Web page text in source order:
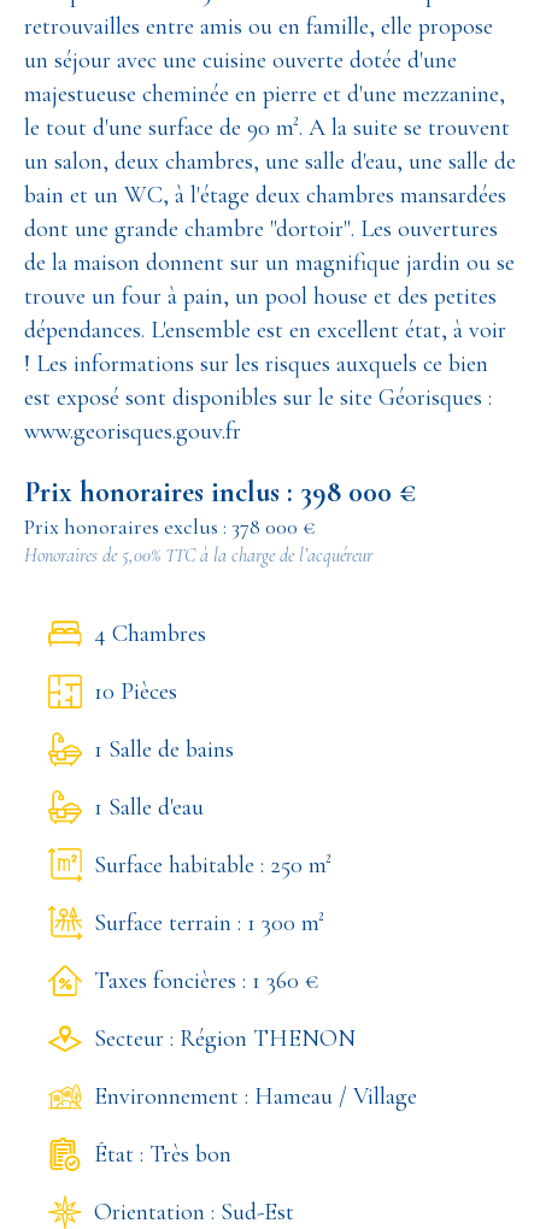
retrouvailles entre amis ou en famille, elle propose
un séjour avec une cuisine ouverte dotée d'une
majestueuse cheminée en pierre et d'une mezzanine,
le tout d'une surface de 90 m². A la suite se trouvent
un salon, deux chambres, une salle d'eau, une salle de
bain et un WC, à l'étage deux chambres mansardées
dont une grande chambre "dortoir". Les ouvertures
de la maison donnent sur un magnifique jardin ou se
trouve un four à pain, un pool house et des petites
dépendances. L'ensemble est en excellent état, à voir
! Les informations sur les risques auxquels ce bien
est exposé sont disponibles sur le site Géorisques :
www.georisques.gouv.fr
Prix honoraires inclus : 398 000 €
Prix honoraires exclus : 378 000 €
Honoraires de 5,00% TTC à la charge de l’acquéreur
4 Chambres
10 Pièces
1 Salle de bains
1 Salle d'eau
Surface habitable : 250 m²
Surface terrain : 1 300 m²
Taxes foncières : 1 360 €
Secteur : Région THENON
Environnement : Hameau / Village
État : Très bon
Orientation : Sud-Est